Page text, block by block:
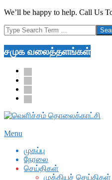
Skip
content
We’ll be happy to help. Call Us
Search
சமுக வலைத்தளங்கள்
facebook
twitter
youtube
google
Secondary
Menu
Menu
முகப்பு
நேரலை
செய்திகள்
முக்கியச் செய்திகள்